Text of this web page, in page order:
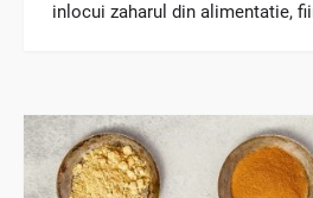
inlocui zaharul din alimentatie,